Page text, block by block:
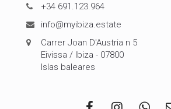
+34 691.123.964
info@myibiza.estate
Carrer Joan D'Austria n 5
Eivissa / Ibiza - 07800
Islas baleares